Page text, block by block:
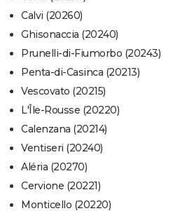
Calvi (20260)
Ghisonaccia (20240)
Prunelli-di-Fiumorbo (20243)
Penta-di-Casinca (20213)
Vescovato (20215)
L'Île-Rousse (20220)
Calenzana (20214)
Ventiseri (20240)
Aléria (20270)
Cervione (20221)
Monticello (20220)